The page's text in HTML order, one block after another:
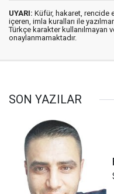
UYARI: Küfür, hakaret, rencide
içeren, imla kuralları ile
Türkçe karakter kullanılmayan
onaylanmamaktadır.
SON YAZILAR